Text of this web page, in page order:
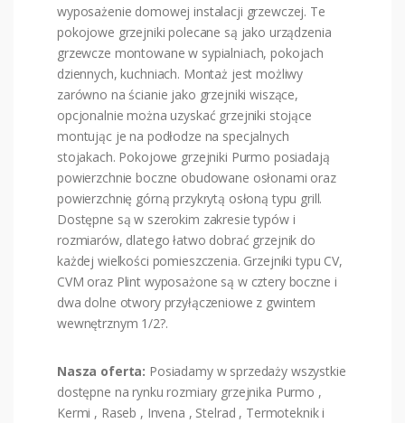
wyposażenie domowej instalacji grzewczej. Te
pokojowe grzejniki polecane są jako urządzenia
grzewcze montowane w sypialniach, pokojach
dziennych, kuchniach. Montaż jest możliwy
zarówno na ścianie jako grzejniki wiszące,
opcjonalnie można uzyskać grzejniki stojące
montując je na podłodze na specjalnych
stojakach. Pokojowe grzejniki Purmo posiadają
powierzchnie boczne obudowane osłonami oraz
powierzchnię górną przykrytą osłoną typu grill.
Dostępne są w szerokim zakresie typów i
rozmiarów, dlatego łatwo dobrać grzejnik do
każdej wielkości pomieszczenia. Grzejniki typu CV,
CVM oraz Plint wyposażone są w cztery boczne i
dwa dolne otwory przyłączeniowe z gwintem
wewnętrznym 1/2?.
Nasza oferta: Posiadamy w sprzedaży wszystkie
dostępne na rynku rozmiary grzejnika Purmo ,
Kermi , Raseb , Invena , Stelrad , Termoteknik i